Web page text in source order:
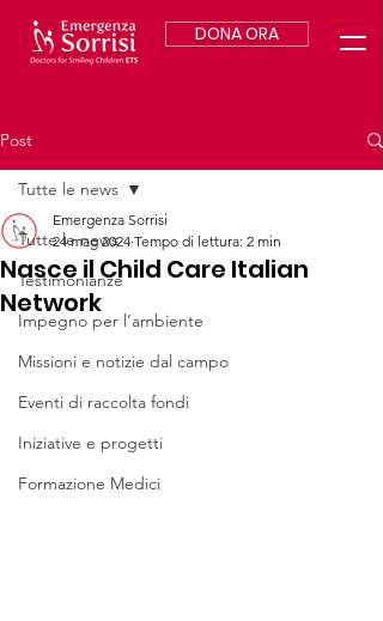
DONA ORA
Post
Tutte le news
Testimonianze
Impegno per l’ambiente
Missioni e notizie dal campo
Eventi di raccolta fondi
Iniziative e progetti
Formazione Medici
Tutte le news
Nasce il Child Care Italian
Network
Emergenza Sorrisi
24 mag 2024 Tempo di lettura: 2 min